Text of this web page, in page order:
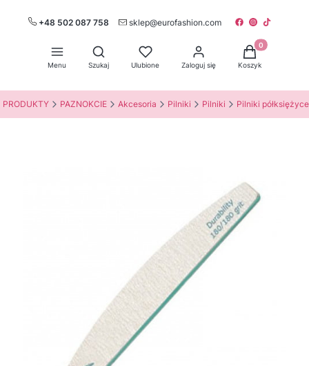
+48 502 087 758 sklep@eurofashion.com
Menu
Otwórz wyszukiwarkę
Szukaj Ulubione Zaloguj się
Produkty w
Koszyk
PRODUKTY PAZNOKCIE Akcesoria Pilniki Pilniki Pilniki półksiężyce